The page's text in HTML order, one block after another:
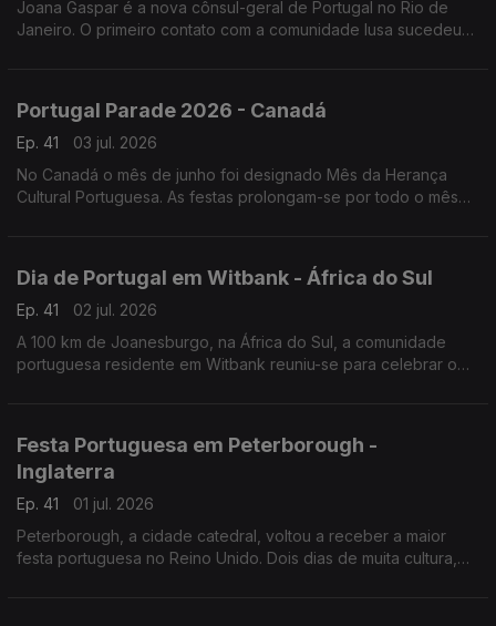
Joana Gaspar é a nova cônsul-geral de Portugal no Rio de
Janeiro. O primeiro contato com a comunidade lusa sucedeu
Portugal Parade 2026 - Canadá
Ep. 41
03 jul. 2026
No Canadá o mês de junho foi designado Mês da Herança
Cultural Portuguesa. As festas prolongam-se por todo o mês
Dia de Portugal em Witbank - África do Sul
Ep. 41
02 jul. 2026
A 100 km de Joanesburgo, na África do Sul, a comunidade
portuguesa residente em Witbank reuniu-se para celebrar o
Festa Portuguesa em Peterborough -
Inglaterra
Ep. 41
01 jul. 2026
Peterborough, a cidade catedral, voltou a receber a maior
festa portuguesa no Reino Unido. Dois dias de muita cultura,